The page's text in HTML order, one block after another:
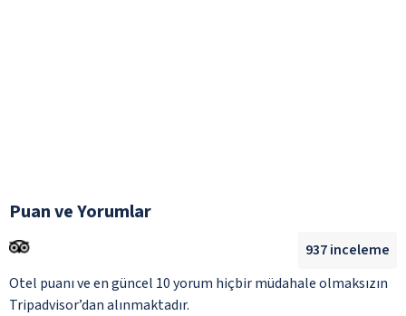
Puan ve Yorumlar
Otel puanı ve en güncel 10 yorum hiçbir müdahale olmaksızın
Tripadvisor’dan alınmaktadır.
937inceleme